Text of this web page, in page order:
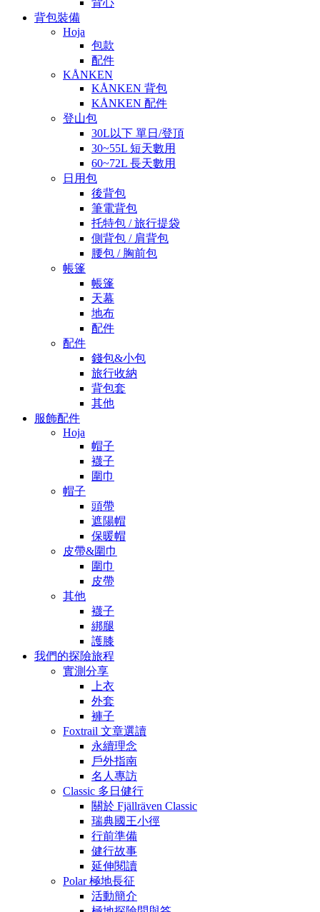
背心
背包裝備
Hoja
包款
配件
KÅNKEN
KÅNKEN 背包
KÅNKEN 配件
登山包
30L以下 單日/登頂
30~55L 短天數用
60~72L 長天數用
日用包
後背包
筆電背包
托特包 / 旅行提袋
側背包 / 肩背包
腰包 / 胸前包
帳篷
帳篷
天幕
地布
配件
配件
錢包&小包
旅行收納
背包套
其他
服飾配件
Hoja
帽子
襪子
圍巾
帽子
頭帶
遮陽帽
保暖帽
皮帶&圍巾
圍巾
皮帶
其他
襪子
綁腿
護膝
我們的探險旅程
實測分享
上衣
外套
褲子
Foxtrail 文章選讀
永續理念
戶外指南
名人專訪
Classic 多日健行
關於 Fjällräven Classic
瑞典國王小徑
行前準備
健行故事
延伸閱讀
Polar 極地長征
活動簡介